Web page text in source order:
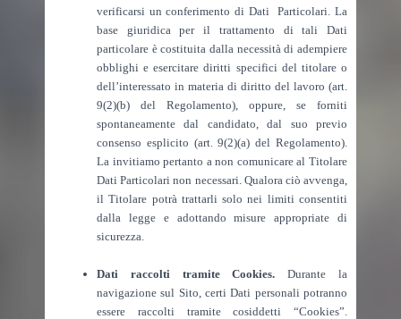
verificarsi un conferimento di Dati Particolari. La
base giuridica per il trattamento di tali Dati
particolare è costituita dalla necessità di adempiere
obblighi e esercitare diritti specifici del titolare o
dell’interessato in materia di diritto del lavoro (art.
9(2)(b) del Regolamento), oppure, se forniti
spontaneamente dal candidato, dal suo previo
consenso esplicito (art. 9(2)(a) del Regolamento).
La invitiamo pertanto a non comunicare al Titolare
Dati Particolari non necessari. Qualora ciò avvenga,
il Titolare potrà trattarli solo nei limiti consentiti
dalla legge e adottando misure appropriate di
sicurezza.
Dati raccolti tramite Cookies. Durante la
navigazione sul Sito, certi Dati personali potranno
essere raccolti tramite cosiddetti “Cookies”.